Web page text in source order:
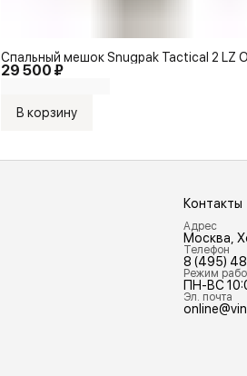
29 500 ₽
Спальный мешок Snugpak Tactical 2 LZ
В корзину
Контакты
Адрес
Москва,
Телефон
8 (495)
Режим
ПН-ВС
Эл. почта